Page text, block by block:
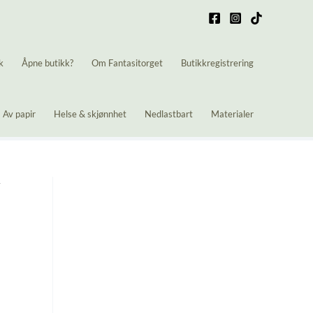
Åpne butikk? Om Fantasitorget Butikkregistrering
Av papir Helse & skjønnhet Nedlastbart Materialer